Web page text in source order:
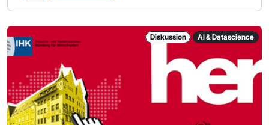
Diskussion AI & Datascience